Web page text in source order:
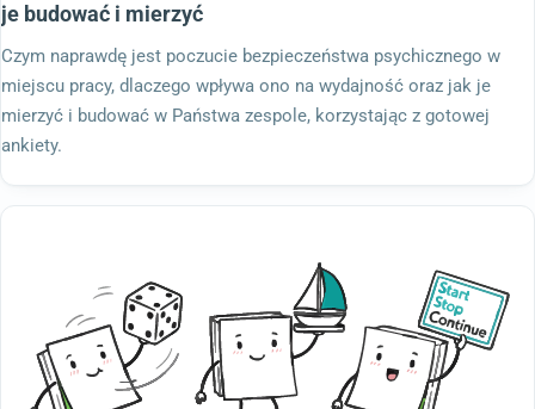
je budować i mierzyć
Czym naprawdę jest poczucie bezpieczeństwa psychicznego w
miejscu pracy, dlaczego wpływa ono na wydajność oraz jak je
mierzyć i budować w Państwa zespole, korzystając z gotowej
ankiety.